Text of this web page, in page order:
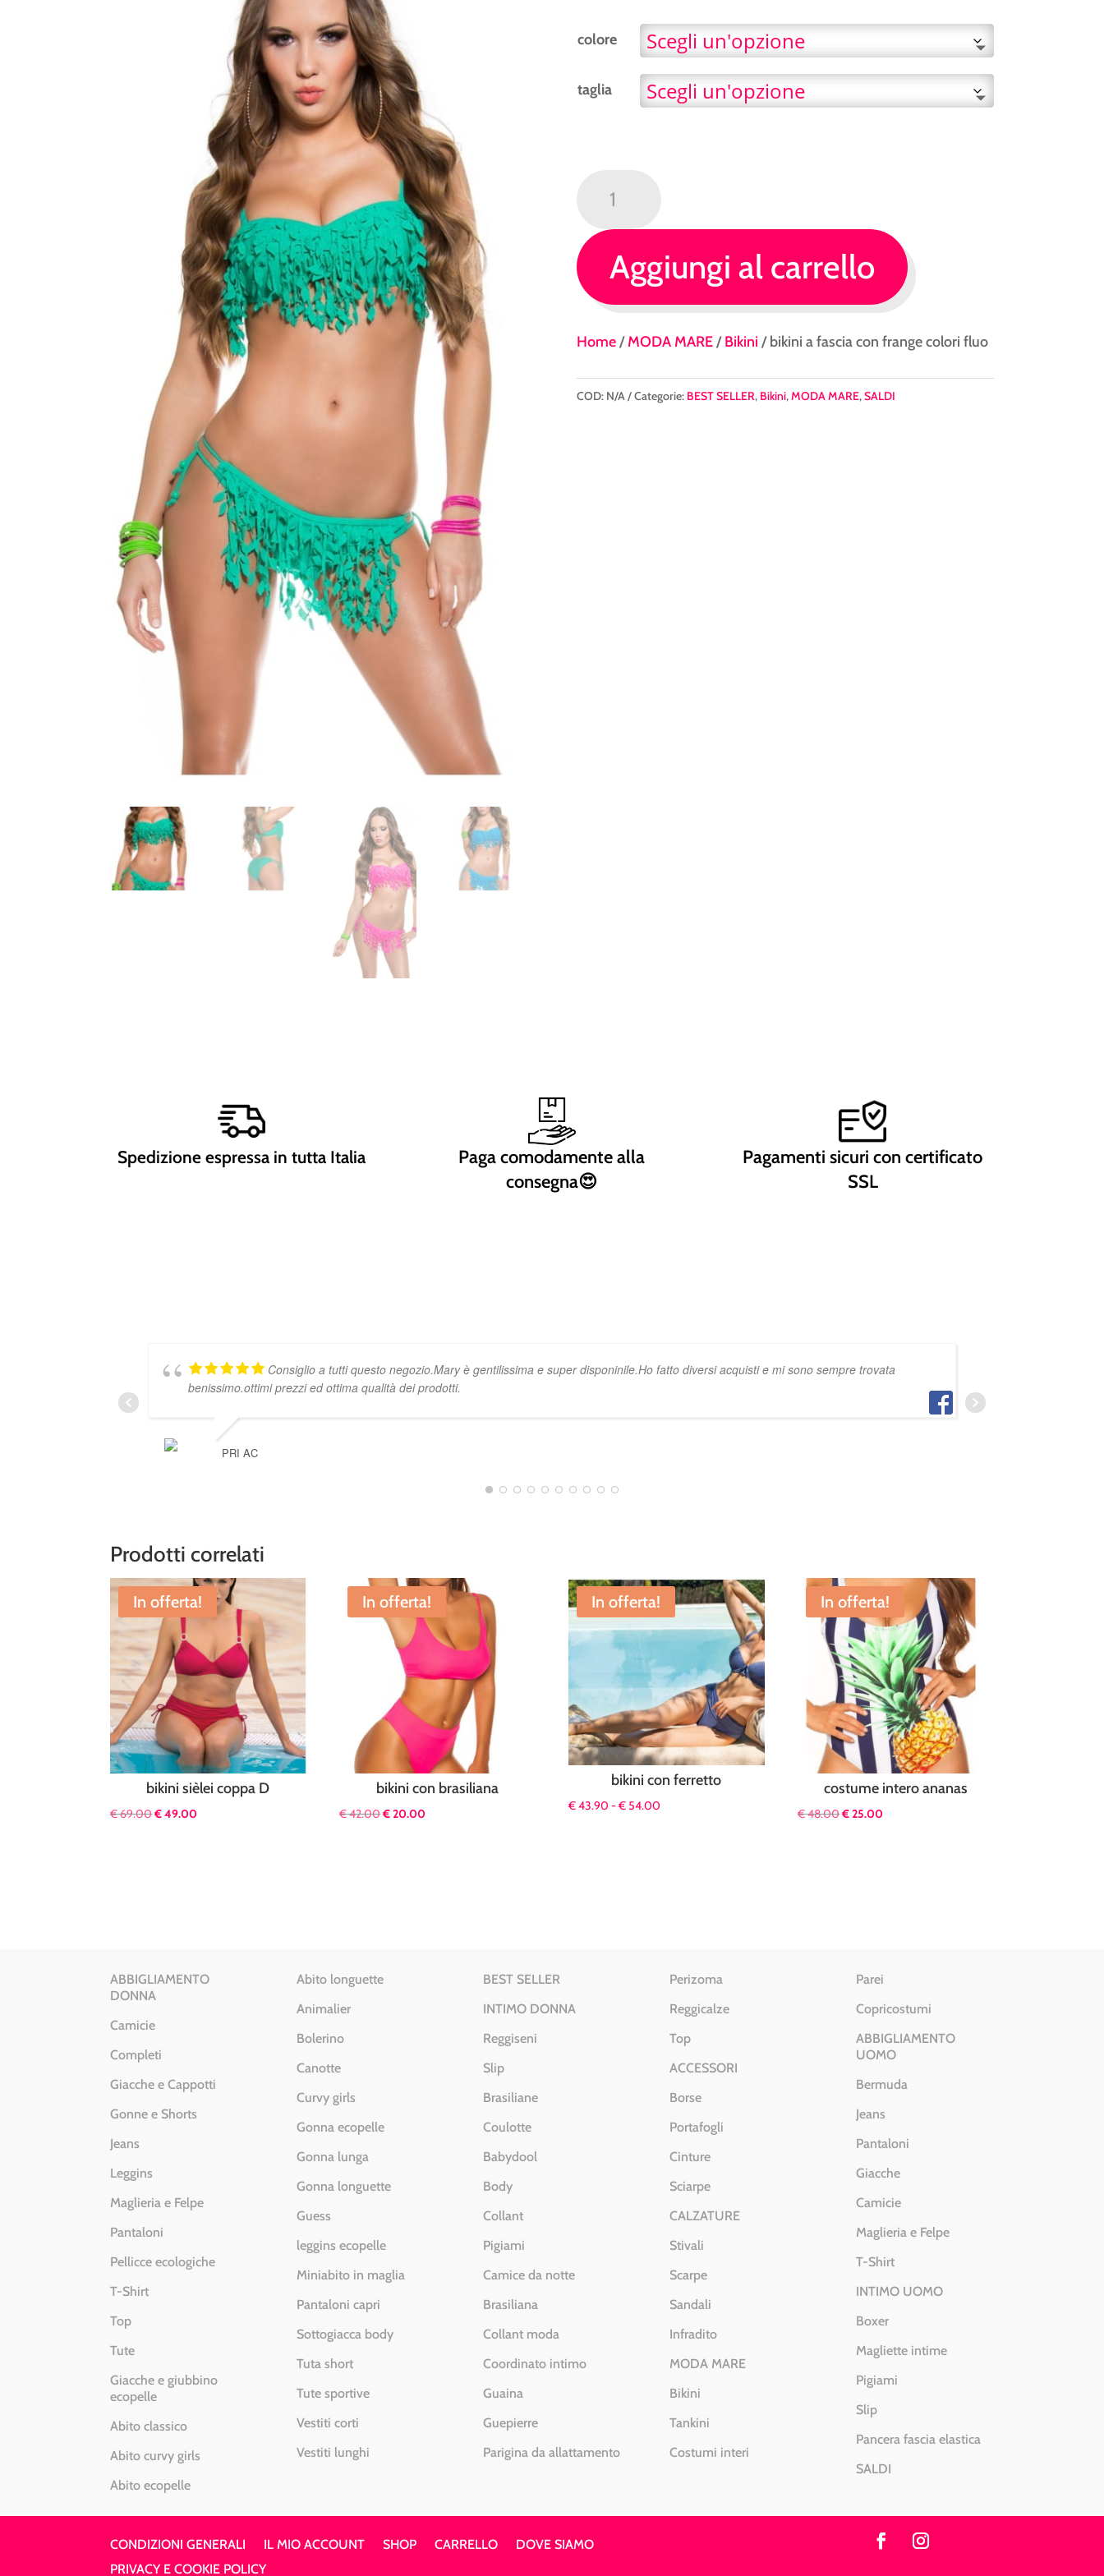
€ 35.00.€
colore
taglia
fascia
con
frange
colori
quantità
Aggiungi al carrello
Home/MODA MARE/Bikini / bikini a fascia con frange colori fluo
COD: N/A Categorie: BEST SELLER, Bikini,MODA MARE,SALDI
Spedizione espressa in tutta Italia
Paga comodamente alla
consegna😍
Pagamenti sicuri con certificato
SSL
Consiglio a tutti questo negozio.Mary è gentilissima e super disponinile.Ho fatto diversi acquisti e mi sono sempre trovata
benissimo.ottimi prezzi ed ottima qualità dei prodotti.
PRI AC
Prodotti correlati
In offerta!
bikini sièlei coppa D
€69.00Il
€49.00
In offerta!
bikini con brasiliana
€42.00Il
€20.00
In offerta!
bikini con ferretto
€43.90 -€54.00
In offerta!
costume intero ananas
€48.00Il
€25.00
ABBIGLIAMENTO
DONNA
Camicie
Completi
Giacche e Cappotti
Gonne e Shorts
Jeans
Leggins
Maglieria e Felpe
Pantaloni
Pellicce ecologiche
T-Shirt
Top
Tute
Giacche e giubbino
ecopelle
Abito classico
Abito curvy girls
Abito ecopelle
Abito longuette
Animalier
Bolerino
Canotte
Curvy girls
Gonna ecopelle
Gonna lunga
Gonna longuette
Guess
leggins ecopelle
Miniabito in maglia
Pantaloni capri
Sottogiacca body
Tuta short
Tute sportive
Vestiti corti
Vestiti lunghi
BEST SELLER
INTIMO DONNA
Reggiseni
Slip
Brasiliane
Coulotte
Babydool
Body
Collant
Pigiami
Camice da notte
Brasiliana
Collant moda
Coordinato intimo
Guaina
Guepierre
Parigina da allattamento
Perizoma
Reggicalze
Top
ACCESSORI
Borse
Portafogli
Cinture
Sciarpe
CALZATURE
Stivali
Scarpe
Sandali
Infradito
MODA MARE
Bikini
Tankini
Costumi interi
Parei
Copricostumi
ABBIGLIAMENTO
UOMO
Bermuda
Jeans
Pantaloni
Giacche
Camicie
Maglieria e Felpe
T-Shirt
INTIMO UOMO
Boxer
Magliette intime
Pigiami
Slip
Pancera fascia elastica
SALDI
CONDIZIONI GENERALI IL MIO ACCOUNT SHOP CARRELLO
DOVE SIAMO
PRIVACY E COOKIE POLICY